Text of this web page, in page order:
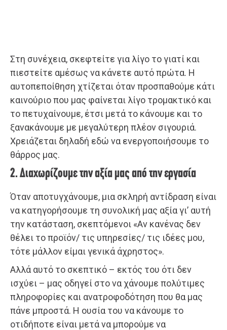
Στη συνέχεια, σκεφτείτε για λίγο το γιατί και
πιεστείτε αμέσως να κάνετε αυτό πρώτα. Η
αυτοπεποίθηση χτίζεται όταν προσπαθούμε κάτι
καινούριο που μας φαίνεται λίγο τρομακτικό και
το πετυχαίνουμε, έτσι μετά το κάνουμε και το
ξανακάνουμε με μεγαλύτερη πλέον σιγουριά.
Χρειάζεται δηλαδή εδώ να ενεργοποιήσουμε το
θάρρος μας.
2. Διαχωρίζουμε την αξία μας από την εργασία
Όταν αποτυγχάνουμε, μια σκληρή αντίδραση είναι
να κατηγορήσουμε τη συνολική μας αξία γι’ αυτή
την κατάσταση, σκεπτόμενοι «Αν κανένας δεν
θέλει το προϊόν/ τις υπηρεσίες/ τις ιδέες μου,
τότε μάλλον είμαι γενικά άχρηστος».
Αλλά αυτό το σκεπτικό – εκτός του ότι δεν
ισχύει – μας οδηγεί στο να χάνουμε πολύτιμες
πληροφορίες και ανατροφοδότηση που θα μας
πάνε μπροστά. Η ουσία του να κάνουμε το
οτιδήποτε είναι μετά να μπορούμε να